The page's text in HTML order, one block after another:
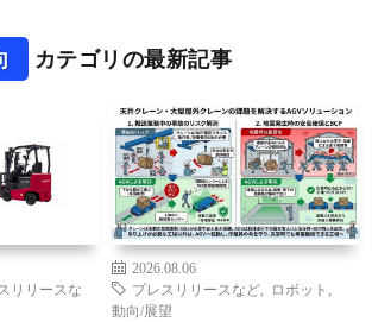
カテゴリの最新記事
リリースな
2026.08.06
プレスリリースなど
ロボット
動向/展望